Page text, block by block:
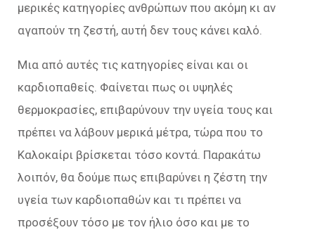
μερικές κατηγορίες ανθρώπων που ακόμη κι αν
αγαπούν τη ζεστή, αυτή δεν τους κάνει καλό.
Μια από αυτές τις κατηγορίες είναι και οι
καρδιοπαθείς. Φαίνεται πως οι υψηλές
θερμοκρασίες, επιβαρύνουν την υγεία τους και
πρέπει να λάβουν μερικά μέτρα, τώρα που το
Καλοκαίρι βρίσκεται τόσο κοντά. Παρακάτω
λοιπόν, θα δούμε πως επιβαρύνει η ζέστη την
υγεία των καρδιοπαθών και τι πρέπει να
προσέξουν τόσο με τον ήλιο όσο και με το